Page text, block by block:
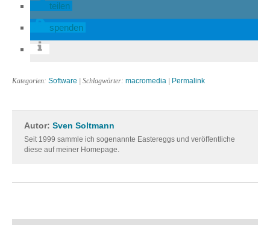
teilen
spenden
Kategorien: Software | Schlagwörter: macromedia Permalink
Autor: Sven Soltmann
Seit 1999 sammle ich sogenannte Eastereggs und veröffentliche
diese auf meiner Homepage.